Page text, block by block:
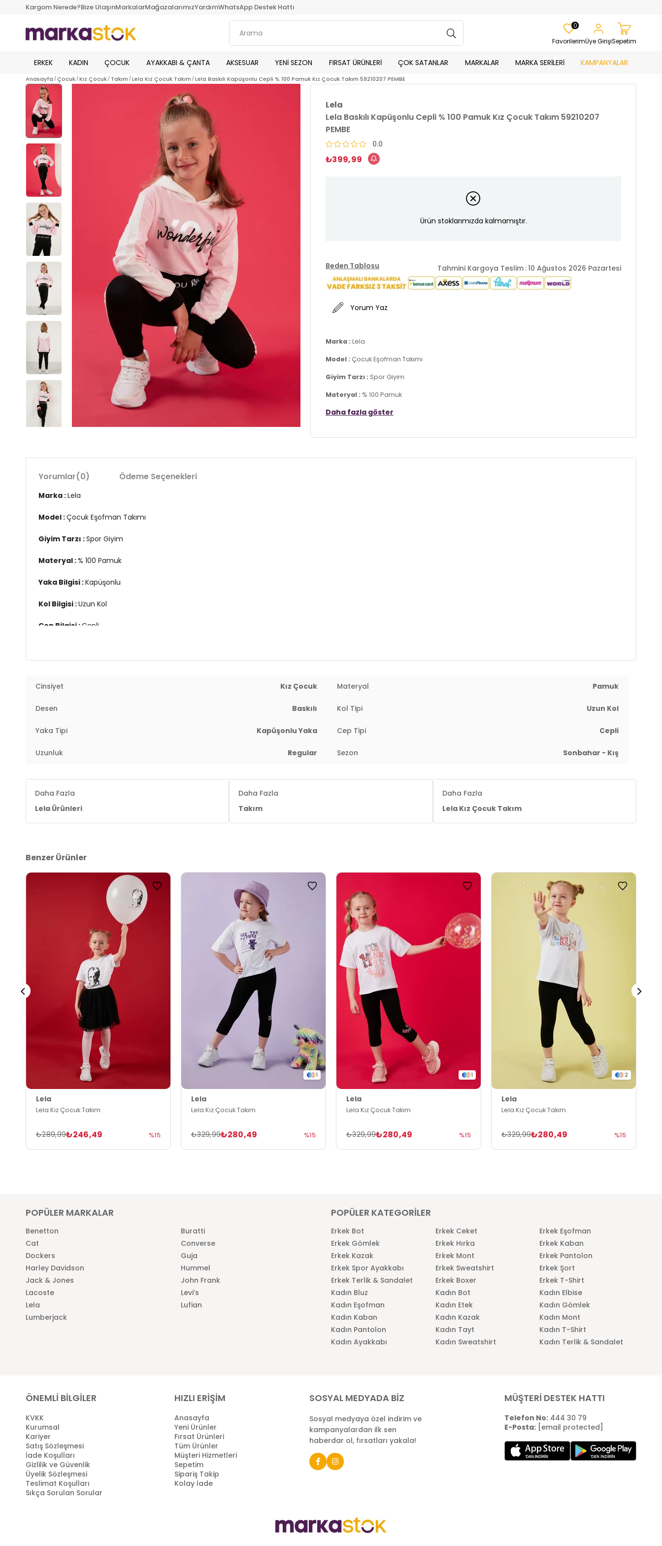
Kargom Nerede?Bize UlaşınMarkalarMağazalarımızYardımWhatsApp Destek Hattı
Favorilerim
0
Üye GirişiSepetim
ERKEK KADIN ÇOCUK AYAKKABI & ÇANTA AKSESUAR YENİ SEZON FIRSAT ÜRÜNLERİ ÇOK SATANLAR MARKALAR MARKA SERİLERİ KAMPANYALAR
Anasayfa Çocuk Kız Çocuk Takım Lela Kız Çocuk Takım Lela Baskılı Kapüşonlu Cepli % 100 Pamuk Kız Çocuk Takım 59210207 PEMBE
Lela
Lela Baskılı Kapüşonlu Cepli % 100 Pamuk Kız Çocuk Takım 59210207
PEMBE
0.0
₺399,99
Ürün stoklarımızda kalmamıştır.
Beden Tablosu Tahmini Kargoya Teslim :10 Ağustos 2026 Pazartesi
Yorum Yaz
Marka : Lela
Model : Çocuk Eşofman Takımı
Giyim Tarzı : Spor Giyim
Materyal : % 100 Pamuk
Yaka Bilgisi :Kapüşonlu
Daha fazla göster
Yorumlar(0) Ödeme Seçenekleri
Marka :Lela
Model :Çocuk Eşofman Takımı
Giyim Tarzı :Spor Giyim
Materyal :% 100 Pamuk
Yaka Bilgisi :Kapüşonlu
Kol Bilgisi :Uzun Kol
Cep Bilgisi :Cepli
-Elastik bantlı bel ve paçalar
4DK259210207.36
Cinsiyet Kız Çocuk Materyal Pamuk
Desen Baskılı Kol Tipi Uzun Kol
Yaka Tipi Kapüşonlu Yaka Cep Tipi Cepli
Uzunluk Regular Sezon Sonbahar - Kış
Daha Fazla
Lela Ürünleri
Daha Fazla
Takım
Daha Fazla
Lela Kız Çocuk Takım
Benzer Ürünler
Lela
Lela Kız Çocuk Takım
₺246,49
₺289,99 %15
1
Lela
Lela Kız Çocuk Takım
₺280,49
₺329,99 %15
1
Lela
Lela Kız Çocuk Takım
₺280,49
₺329,99 %15
2
Lela
Lela Kız Çocuk Takım
₺280,49
₺329,99 %15
POPÜLER MARKALAR
Benetton
Buratti
Cat
Converse
Dockers
Guja
Harley Davidson
Hummel
Jack & Jones
John Frank
Lacoste
Levi’s
Lela
Lufian
Lumberjack
POPÜLER KATEGORİLER
Erkek Bot Erkek Ceket
Erkek Eşofman
Erkek Gömlek
Erkek Hırka
Erkek Kaban
Erkek Kazak
Erkek Mont
Erkek Pantolon
Erkek Spor Ayakkabı
Erkek Sweatshirt
Erkek Şort
Erkek Terlik & Sandalet
Erkek Boxer
Erkek T-Shirt
Kadın Bluz
Kadın Bot
Kadın Elbise
Kadın Eşofman
Kadın Etek
Kadın Gömlek
Kadın Kaban
Kadın Kazak
Kadın Mont
Kadın Pantolon
Kadın Tayt
Kadın T-Shirt
Kadın Ayakkabı
Kadın Sweatshirt Kadın Terlik & Sandalet
ÖNEMLİ BİLGİLER
KVKK
Kurumsal
Kariyer
Satış Sözleşmesi
İade Koşulları
Gizlilik ve Güvenlik
Üyelik Sözleşmesi
Teslimat Koşulları
Sıkça Sorulan Sorular
HIZLI ERİŞİM
Anasayfa
Yeni Ürünler
Fırsat Ürünleri
Tüm Ürünler
Müşteri Hizmetleri
Sepetim
Sipariş Takip
Kolay İade
SOSYAL MEDYADA BİZ
Sosyal medyaya özel indirim ve
kampanyalardan ilk sen
haberdar ol, fırsatları yakala!
MÜŞTERİ DESTEK HATTI
Telefon No:444 30 79
E-Posta: [email protected]